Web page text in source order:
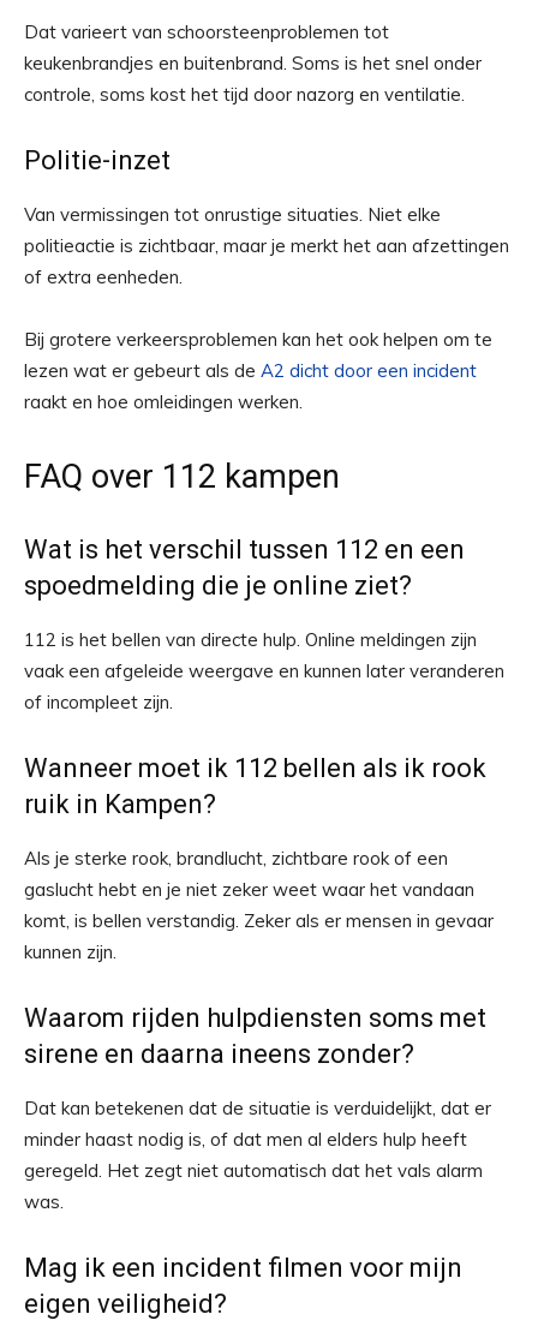
Dat varieert van schoorsteenproblemen tot
keukenbrandjes en buitenbrand. Soms is het snel onder
controle, soms kost het tijd door nazorg en ventilatie.
Politie-inzet
Van vermissingen tot onrustige situaties. Niet elke
politieactie is zichtbaar, maar je merkt het aan afzettingen
of extra eenheden.
Bij grotere verkeersproblemen kan het ook helpen om te
lezen wat er gebeurt als de A2 dicht door een incident
raakt en hoe omleidingen werken.
FAQ over 112 kampen
Wat is het verschil tussen 112 en een
spoedmelding die je online ziet?
112 is het bellen van directe hulp. Online meldingen zijn
vaak een afgeleide weergave en kunnen later veranderen
of incompleet zijn.
Wanneer moet ik 112 bellen als ik rook
ruik in Kampen?
Als je sterke rook, brandlucht, zichtbare rook of een
gaslucht hebt en je niet zeker weet waar het vandaan
komt, is bellen verstandig. Zeker als er mensen in gevaar
kunnen zijn.
Waarom rijden hulpdiensten soms met
sirene en daarna ineens zonder?
Dat kan betekenen dat de situatie is verduidelijkt, dat er
minder haast nodig is, of dat men al elders hulp heeft
geregeld. Het zegt niet automatisch dat het vals alarm
was.
Mag ik een incident filmen voor mijn
eigen veiligheid?